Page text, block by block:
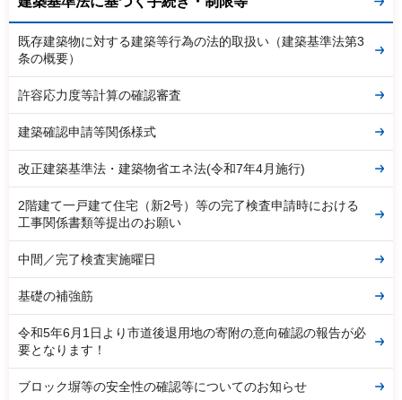
既存建築物に対する建築等行為の法的取扱い（建築基準法第3
条の概要）
許容応力度等計算の確認審査
建築確認申請等関係様式
改正建築基準法・建築物省エネ法(令和7年4月施行)
2階建て一戸建て住宅（新2号）等の完了検査申請時における
工事関係書類等提出のお願い
中間／完了検査実施曜日
基礎の補強筋
令和5年6月1日より市道後退用地の寄附の意向確認の報告が必
要となります！
ブロック塀等の安全性の確認等についてのお知らせ